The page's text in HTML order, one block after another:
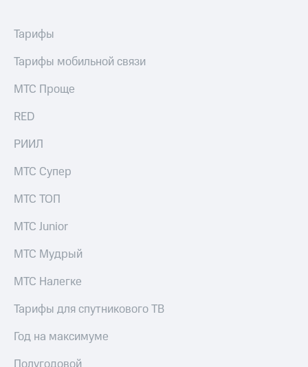
Тарифы
Тарифы мобильной связи
МТС Проще
RED
РИИЛ
МТС Супер
МТС ТОП
МТС Junior
МТС Мудрый
МТС Налегке
Тарифы для спутникового ТВ
Год на максимуме